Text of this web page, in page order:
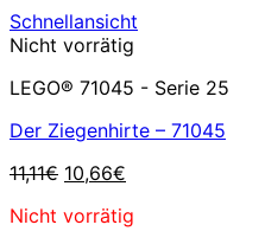
Schnellansicht
Nicht vorrätig
LEGO® 71045 - Serie 25
Der Ziegenhirte – 71045
11,11€ Ursprünglicher
war:
10,66€
ist:
Nicht vorrätig